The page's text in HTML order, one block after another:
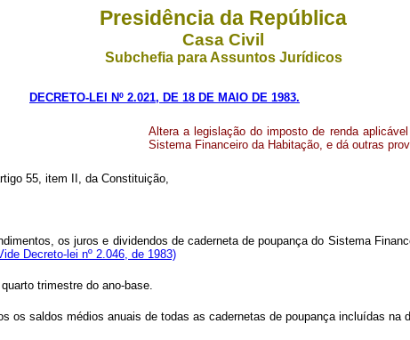
Presidência da República
Casa Civil
Subchefia para Assuntos Jurídicos
DECRETO-LEI Nº 2.021, DE 18 DE MAIO DE 1983.
Altera a legislação do imposto de renda
Sistema Financeiro da Habitação, e dá outras
55, item II, da Constituição,
os juros e dividendos de caderneta de poupança do Sistema
Decreto-lei nº 2.046, de 1983)
trimestre do ano-base.
os saldos médios anuais de todas as cadernetas de poupança incluídas na